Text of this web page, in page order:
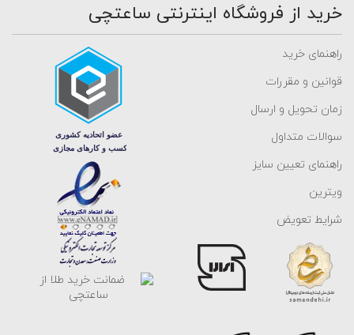
خرید از فروشگاه اینترنتی ساعتچی
راهنمای خرید
قوانین و مقررات
زمان تحویل و ارسال
سوالات متداول
راهنمای تعیین سایز
ویترین
شرایط تعویض